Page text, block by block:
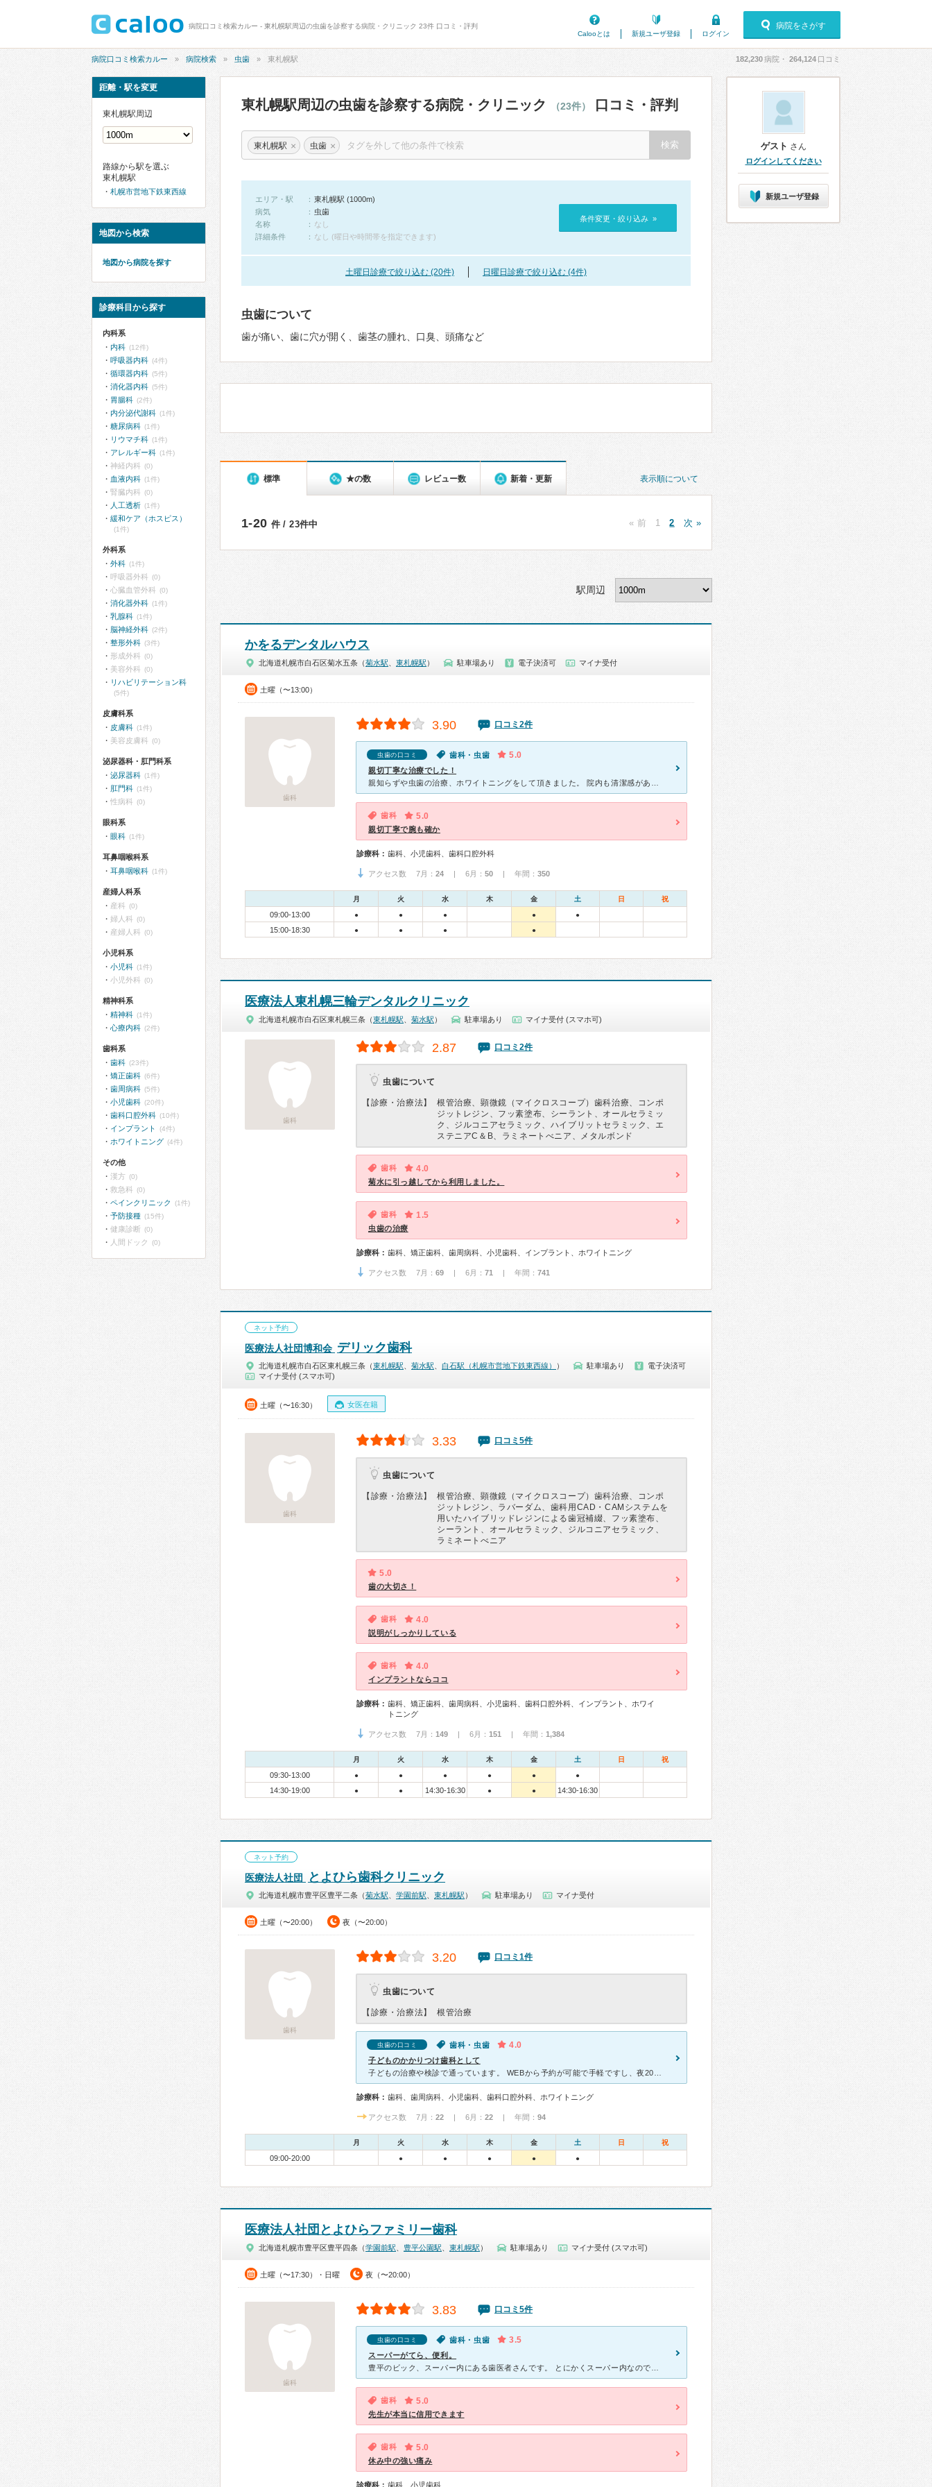
病院口コミ検索カルー - 東札幌駅周辺の虫歯を診察する病院・クリニック 23件 口コミ・評判
Calooとは
新規ユーザ登録 ログイン
病院をさがす
病院口コミ検索カルー 病院検索 虫歯 東札幌駅 182,230病院・ 264,124 口コミ
東札幌駅周辺の虫歯を診察する病院・クリニック （23件） 口コミ・評判
東札幌駅 × 虫歯 ×
エリア・駅
東札幌駅 (1000m)
病気
虫歯
名称
なし
詳細条件
なし (曜日や時間帯を指定できます)
条件変更・絞り込み »
土曜日診療で絞り込む (20件) 日曜日診療で絞り込む (4件)
虫歯について
歯が痛い、歯に穴が開く、歯茎の腫れ、口臭、頭痛など
表示順について
標準 ★の数 レビュー数 新着・更新
1-20 件 / 23件中 « 前 1 2 次 »
駅周辺
かをるデンタルハウス
北海道札幌市白石区菊水五条（菊水駅 東札幌駅 ） 駐車場あり 電子決済可 マイナ受付
土曜（〜13:00）
歯科
3.90 口コミ2件
虫歯の口コミ 歯科・虫歯 5.0
親切丁寧な治療でした！
歯科 5.0
親切丁寧で腕も確か
診療科： 歯科、小児歯科、歯科口腔外科
アクセス数 7月： 24 | 6月： 50 | 年間： 350
月 火 水 木 金 土 日 祝
09:00-13:00 ● ● ● ● ●
15:00-18:30 ● ● ● ●
医療法人東札幌三輪デンタルクリニック
北海道札幌市白石区東札幌三条（東札幌駅 菊水駅 ） 駐車場あり マイナ受付 (スマホ可)
歯科
2.87 口コミ2件
虫歯について
【診療・治療法】
根管治療、顕微鏡（マイクロスコープ）歯科治療、コンポ
ジットレジン、フッ素塗布、シーラント、オールセラミッ
ク、ジルコニアセラミック、ハイブリットセラミック、エ
ステニアC＆B、ラミネートべニア、メタルボンド
歯科 4.0
菊水に引っ越してから利用しました。
歯科 1.5
虫歯の治療
診療科： 歯科、矯正歯科、歯周病科、小児歯科、インプラント、ホワイトニング
アクセス数 7月： 69 | 6月： 71 | 年間： 741
ネット予約
医療法人社団博和会 デリック歯科
北海道札幌市白石区東札幌三条（東札幌駅 菊水駅 白石駅（札幌市営地下鉄東西線） ） 駐車場あり
電子決済可
マイナ受付 (スマホ可)
土曜（〜16:30） 女医在籍
歯科
3.33 口コミ5件
虫歯について
【診療・治療法】
根管治療、顕微鏡（マイクロスコープ）歯科治療、コンポ
ジットレジン、ラバーダム、歯科用CAD・CAMシステムを
用いたハイブリッドレジンによる歯冠補綴、フッ素塗布、
シーラント、オールセラミック、ジルコニアセラミック、
ラミネートべニア
5.0
歯の大切さ！
歯科 4.0
説明がしっかりしている
歯科 4.0
インプラントならココ
診療科： 歯科、矯正歯科、歯周病科、小児歯科、歯科口腔外科、インプラント、ホワイ
トニング
アクセス数 7月： 149 | 6月： 151 | 年間： 1,384
月 火 水 木 金 土 日 祝
09:30-13:00 ● ● ● ● ● ●
14:30-19:00 ● ● 14:30-16:30 ● ● 14:30-16:30
ネット予約
医療法人社団 とよひら歯科クリニック
北海道札幌市豊平区豊平二条（菊水駅 学園前駅 東札幌駅 ） 駐車場あり マイナ受付
土曜（〜20:00） 夜（〜20:00）
歯科
3.20 口コミ1件
虫歯について
【診療・治療法】 根管治療
虫歯の口コミ 歯科・虫歯 4.0
子どものかかりつけ歯科として
診療科： 歯科、歯周病科、小児歯科、歯科口腔外科、ホワイトニング
アクセス数 7月： 22 | 6月： 22 | 年間： 94
月 火 水 木 金 土 日 祝
09:00-20:00 ● ● ● ● ●
医療法人社団とよひらファミリー歯科
北海道札幌市豊平区豊平四条（学園前駅 豊平公園駅 東札幌駅 ） 駐車場あり マイナ受付 (スマホ可)
土曜（〜17:30）・日曜 夜（〜20:00）
歯科
3.83 口コミ5件
虫歯の口コミ 歯科・虫歯 3.5
スーパーがてら、便利。
歯科 5.0
先生が本当に信用できます
歯科 5.0
休み中の強い痛み
診療科： 歯科、小児歯科
距離・駅を変更
東札幌駅周辺
路線から駅を選ぶ
東札幌駅
札幌市営地下鉄東西線
地図から検索
地図から病院を探す
診療科目から探す
内科系
内科 (12件)
呼吸器内科 (4件)
循環器内科 (5件)
消化器内科 (5件)
胃腸科 (2件)
内分泌代謝科 (1件)
糖尿病科 (1件)
リウマチ科 (1件)
アレルギー科 (1件)
神経内科 (0)
血液内科 (1件)
腎臓内科 (0)
人工透析 (1件)
緩和ケア（ホスピス）
(1件)
外科系
外科 (1件)
呼吸器外科 (0)
心臓血管外科 (0)
消化器外科 (1件)
乳腺科 (1件)
脳神経外科 (2件)
整形外科 (3件)
形成外科 (0)
美容外科 (0)
リハビリテーション科
(5件)
皮膚科系
皮膚科 (1件)
美容皮膚科 (0)
泌尿器科・肛門科系
泌尿器科 (1件)
肛門科 (1件)
性病科 (0)
眼科系
眼科 (1件)
耳鼻咽喉科系
耳鼻咽喉科 (1件)
産婦人科系
産科 (0)
婦人科 (0)
産婦人科 (0)
小児科系
小児科 (1件)
小児外科 (0)
精神科系
精神科 (1件)
心療内科 (2件)
歯科系
歯科 (23件)
矯正歯科 (6件)
歯周病科 (5件)
小児歯科 (20件)
歯科口腔外科 (10件)
インプラント (4件)
ホワイトニング (4件)
その他
漢方 (0)
救急科 (0)
ペインクリニック (1件)
予防接種 (15件)
健康診断 (0)
人間ドック (0)
ゲスト さん
ログインしてください
新規ユーザ登録